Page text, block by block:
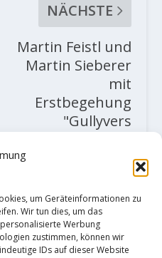
um Geräteinformationen zu
Wir tun dies, um das
Werbung
zustimmen, können wir
IDs auf dieser Website
NÄCHSTE
Martin Feistl und
Martin Sieberer
mit
Erstbegehung
"Gullyvers
POSTS